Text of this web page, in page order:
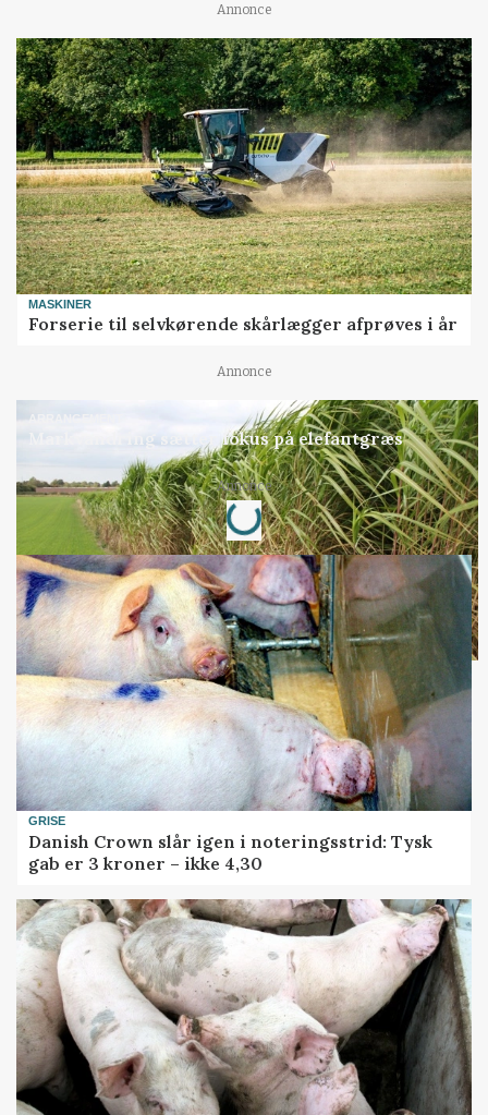
Annonce
MASKINER
Forserie til selvkørende skårlægger afprøves i år
Annonce
ARRANGEMENT
Markvandring sætter fokus på elefantgræs
Annonce
Loading...
GRISE
Danish Crown slår igen i noteringsstrid: Tysk
gab er 3 kroner – ikke 4,30